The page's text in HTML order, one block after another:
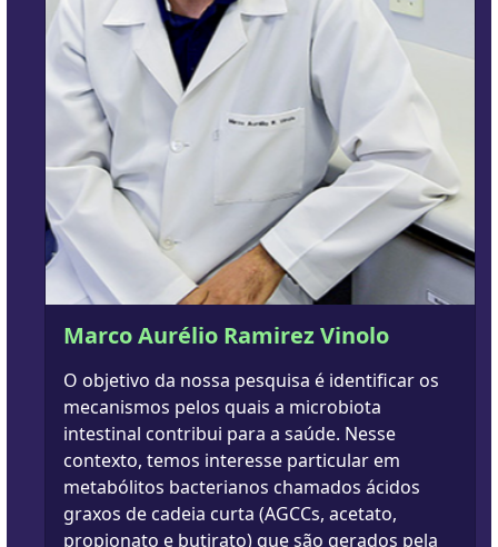
Marco Aurélio Ramirez Vinolo
O objetivo da nossa pesquisa é identificar os
mecanismos pelos quais a microbiota
intestinal contribui para a saúde. Nesse
contexto, temos interesse particular em
metabólitos bacterianos chamados ácidos
graxos de cadeia curta (AGCCs, acetato,
propionato e butirato) que são gerados pela